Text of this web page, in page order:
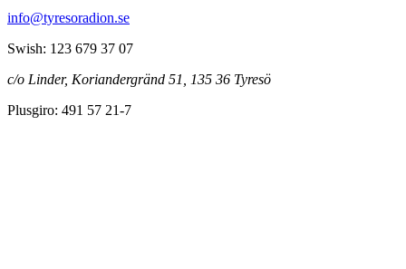
info@tyresoradion.se
Swish: 123 679 37 07
c/o Linder, Koriandergränd 51, 135 36 Tyresö
Plusgiro: 491 57 21-7